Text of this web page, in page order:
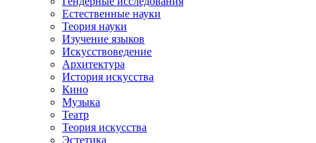
Естественные науки
Теория науки
Изучение языков
Искусствоведение
Архитектура
История искусства
Кино
Музыка
Театр
Теория искусства
Эстетика